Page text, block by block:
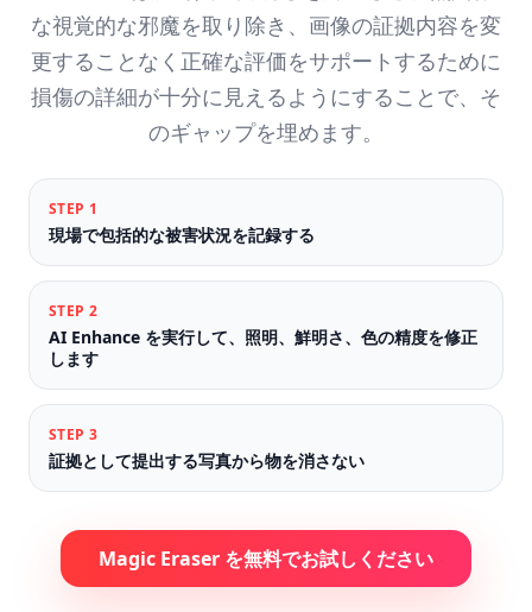
な視覚的な邪魔を取り除き、画像の証拠内容を変
更することなく正確な評価をサポートするために
損傷の詳細が十分に見えるようにすることで、そ
のギャップを埋めます。
STEP 1
現場で包括的な被害状況を記録する
STEP 2
AI Enhance を実行して、照明、鮮明さ、色の精度を修正
します
STEP 3
証拠として提出する写真から物を消さない
Magic Eraser を無料でお試しください